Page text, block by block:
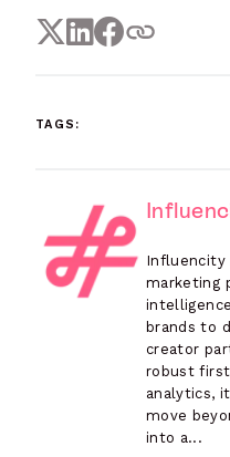
TAGS:
Influencity
marketing
brands to
creator
robust
analytics,
move
into a...